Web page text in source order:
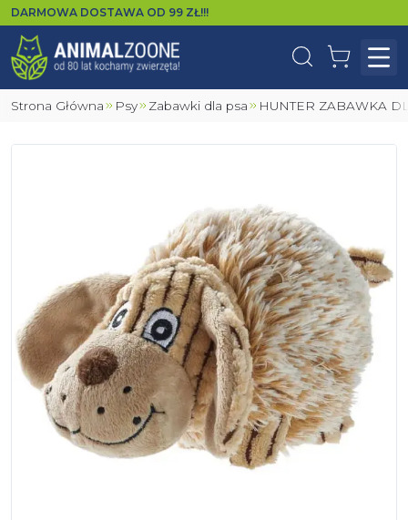
DARMOWA DOSTAWA OD 99 ZŁ!!!
WyszukajKoszyk
Strona Główna Psy Zabawki dla psa HUNTER ZABAWKA